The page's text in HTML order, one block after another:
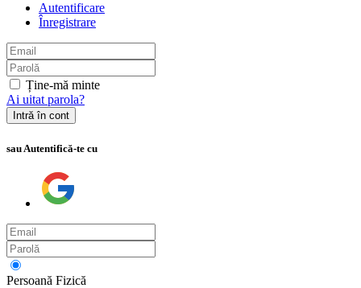
Autentificare
Înregistrare
Ține-mă minte
Ai uitat parola?
Intră în cont
sau Autentifică-te cu
Persoană Fizică